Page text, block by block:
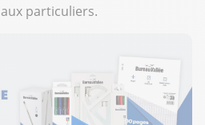
particuliers.